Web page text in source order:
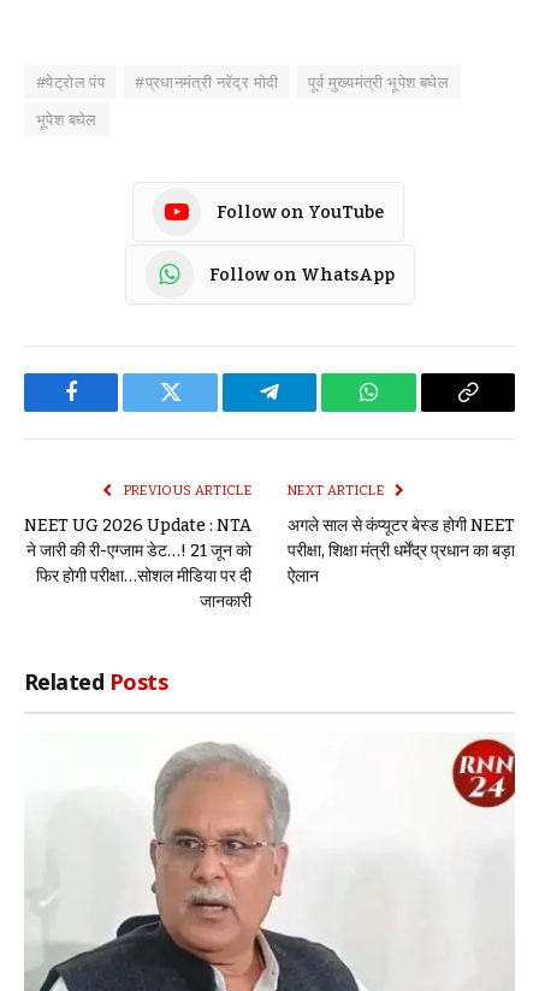
#पेट्रोल पंप #प्रधानमंत्री नरेंद्र मोदी
पूर्व मुख्यमंत्री भूपेश बघेल
भूपेश बघेल
Follow on YouTube
Follow on WhatsApp
Facebook Twitter Telegram WhatsApp Copy
PREVIOUS ARTICLE
NEET UG 2026 Update : NTA
ने जारी की री-एग्जाम डेट…! 21 जून को
फिर होगी परीक्षा…सोशल मीडिया पर दी
जानकारी
NEXT ARTICLE
अगले साल से कंप्यूटर बेस्ड होगी NEET
परीक्षा, शिक्षा मंत्री धर्मेंद्र प्रधान का बड़ा
ऐलान
Related Posts